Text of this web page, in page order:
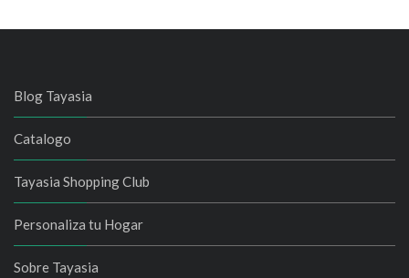
Blog Tayasia
Catalogo
Tayasia Shopping Club
Personaliza tu Hogar
Sobre Tayasia